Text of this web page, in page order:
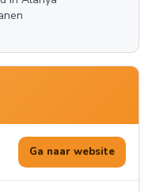
Ga naar website